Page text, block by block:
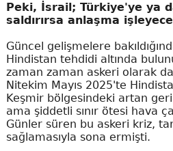
Peki, İsrail; Türkiye'ye ya
saldırırsa anlaşma
Güncel gelişmelere
Hindistan tehdidi altında
zaman zaman askeri olarak
Nitekim Mayıs 2025'te
Keşmir bölgesindeki artan
ama şiddetli sınır ötesi hava
Günler süren bu askeri kriz,
sağlamasıyla sona ermişti.